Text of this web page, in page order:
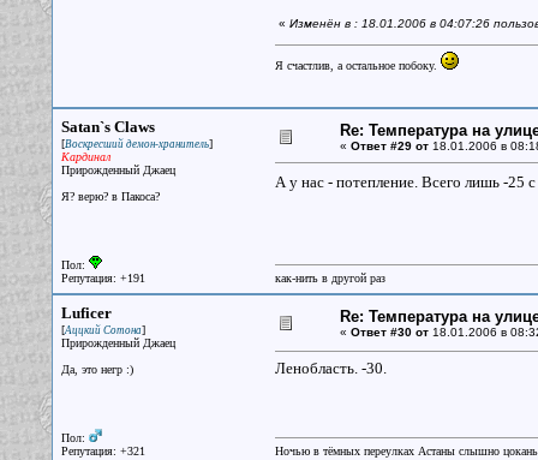
« Изменён в : 18.01.2006 в 04:07:26
Я счастлив, а остальное побоку.
Satan`s Claws
[Воскресший демон-хранитель]
Кардинал
Прирожденный Джаец
Я? верю? в Пакоса?
Пол:
Репутация: +191
Re: Температура на
« Ответ #29 от18.01.2006 в
А у нас - потепление. Всего лишь -25
как-нить в другой раз
Luficer
[Аццкий Сотона]
Прирожденный Джаец
Да, это негр :)
Пол:
Репутация: +321
Re: Температура на
« Ответ #30 от18.01.2006 в
Ленобласть. -30.
Ночью в тёмных переулках Астаны слышно